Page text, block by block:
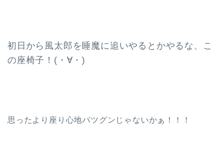
初日から風太郎を睡魔に追いやるとかやるな、こ
の座椅子！(・∀・)
思ったより座り心地バツグンじゃないかぁ！！！